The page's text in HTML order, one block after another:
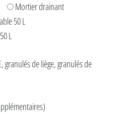
Mortier drainant
50 L
L
granulés de liège, granulés de